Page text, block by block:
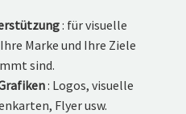
: für visuelle
Marke und Ihre Ziele
sind.
: Logos, visuelle
Flyer usw.